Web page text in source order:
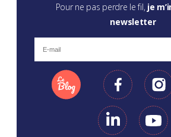
Pour ne pas perdre le fil, je
newsletter